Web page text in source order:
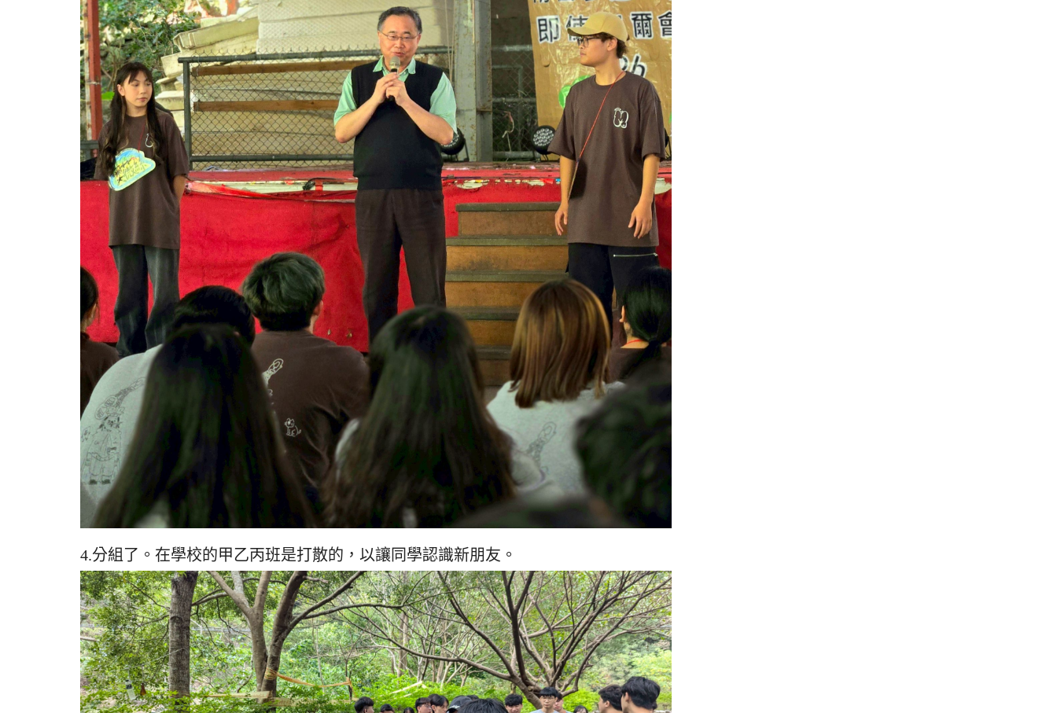
4.分組了。在學校的甲乙丙班是打散的，以讓同學認識新朋友。